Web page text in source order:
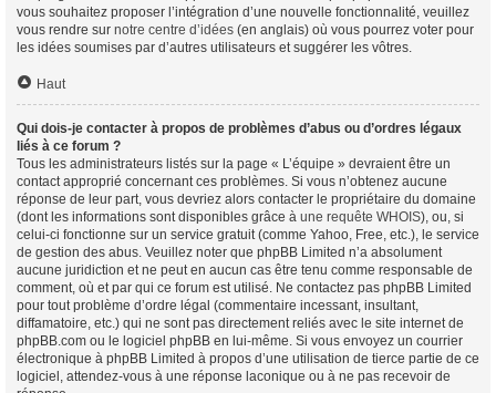
vous souhaitez proposer l’intégration d’une nouvelle fonctionnalité, veuillez
vous rendre sur notre centre d’idées (en anglais) où vous pourrez voter pour
les idées soumises par d’autres utilisateurs et suggérer les vôtres.
Haut
Qui dois-je contacter à propos de problèmes d’abus ou d’ordres légaux
liés à ce forum ?
Tous les administrateurs listés sur la page « L’équipe » devraient être un
contact approprié concernant ces problèmes. Si vous n’obtenez aucune
réponse de leur part, vous devriez alors contacter le propriétaire du domaine
(dont les informations sont disponibles grâce à une requête WHOIS), ou, si
celui-ci fonctionne sur un service gratuit (comme Yahoo, Free, etc.), le service
de gestion des abus. Veuillez noter que phpBB Limited n’a absolument
aucune juridiction et ne peut en aucun cas être tenu comme responsable de
comment, où et par qui ce forum est utilisé. Ne contactez pas phpBB Limited
pour tout problème d’ordre légal (commentaire incessant, insultant,
diffamatoire, etc.) qui ne sont pas directement reliés avec le site internet de
phpBB.com ou le logiciel phpBB en lui-même. Si vous envoyez un courrier
électronique à phpBB Limited à propos d’une utilisation de tierce partie de ce
logiciel, attendez-vous à une réponse laconique ou à ne pas recevoir de